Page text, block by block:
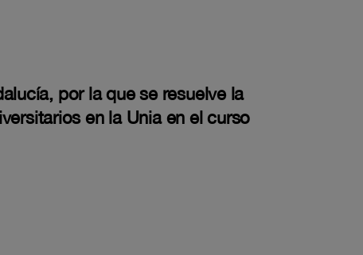
por la que se resuelve la
en la Unia en el curso